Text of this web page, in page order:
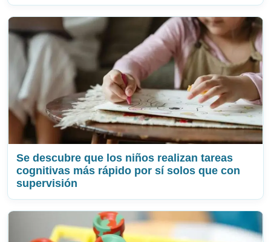
Se descubre que los niños realizan tareas
cognitivas más rápido por sí solos que con
supervisión